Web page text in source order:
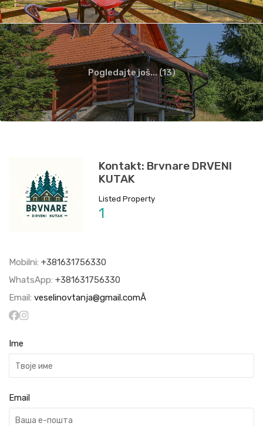
Pogledajte još... (13)
Kontakt: Brvnare DRVENI
KUTAK
Listed Property
1
Mobilni: +381631756330
WhatsApp: +381631756330
Email: veselinovtanja@gmail.comÂ
Ime
Email